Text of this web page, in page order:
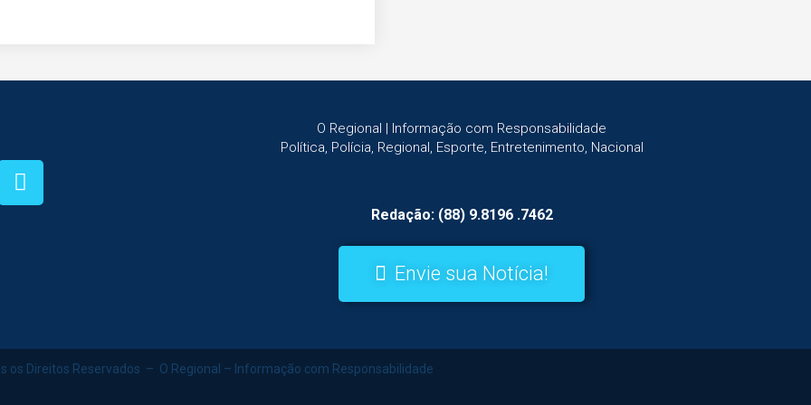
O Regional | Informação com Responsabilidade
Política, Polícia, Regional, Esporte, Entretenimento, Nacional
Redação: (88) 9.8196 .7462
Envie sua Notícia!
os Direitos Reservados – O Regional – Informação com Responsabilidade